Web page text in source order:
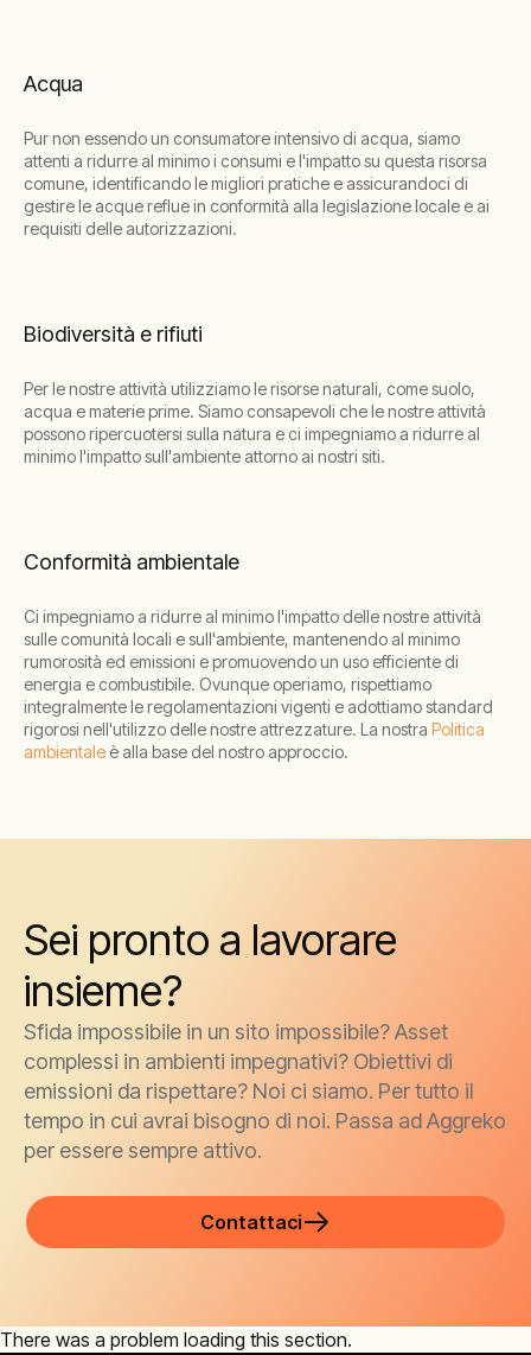
Acqua
Pur non essendo un consumatore intensivo di acqua, siamo
attenti a ridurre al minimo i consumi e l'impatto su questa risorsa
comune, identificando le migliori pratiche e assicurandoci di
gestire le acque reflue in conformità alla legislazione locale e ai
requisiti delle autorizzazioni.
Biodiversità e rifiuti
Per le nostre attività utilizziamo le risorse naturali, come suolo,
acqua e materie prime. Siamo consapevoli che le nostre attività
possono ripercuotersi sulla natura e ci impegniamo a ridurre al
minimo l'impatto sull'ambiente attorno ai nostri siti.
Conformità ambientale
Ci impegniamo a ridurre al minimo l'impatto delle nostre attività
sulle comunità locali e sull'ambiente, mantenendo al minimo
rumorosità ed emissioni e promuovendo un uso efficiente di
energia e combustibile. Ovunque operiamo, rispettiamo
integralmente le regolamentazioni vigenti e adottiamo standard
rigorosi nell'utilizzo delle nostre attrezzature. La nostra Politica
ambientale è alla base del nostro approccio.
Sei pronto a lavorare
insieme?
Sfida impossibile in un sito impossibile? Asset
complessi in ambienti impegnativi? Obiettivi di
emissioni da rispettare? Noi ci siamo. Per tutto il
tempo in cui avrai bisogno di noi. Passa ad Aggreko
per essere sempre attivo.
Contattaci
There was a problem loading this section.